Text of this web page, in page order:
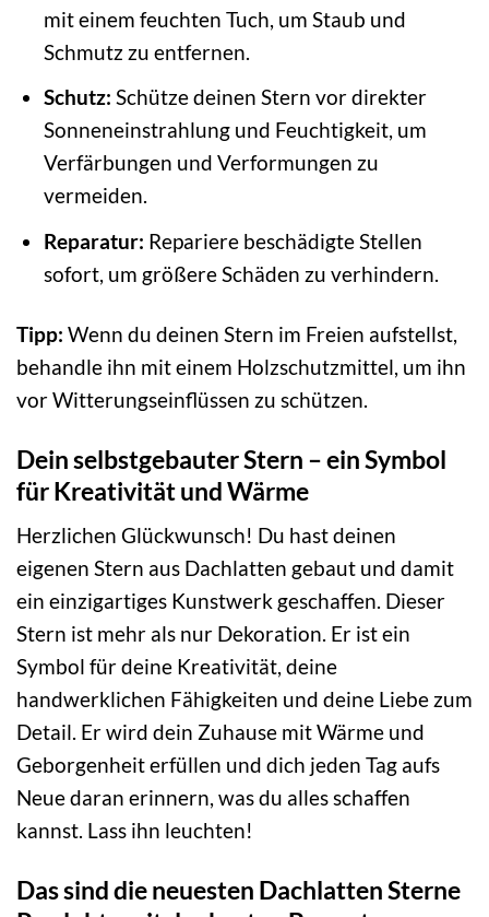
mit einem feuchten Tuch, um Staub und
Schmutz zu entfernen.
Schutz: Schütze deinen Stern vor direkter
Sonneneinstrahlung und Feuchtigkeit, um
Verfärbungen und Verformungen zu
vermeiden.
Reparatur: Repariere beschädigte Stellen
sofort, um größere Schäden zu verhindern.
Tipp: Wenn du deinen Stern im Freien aufstellst,
behandle ihn mit einem Holzschutzmittel, um ihn
vor Witterungseinflüssen zu schützen.
Dein selbstgebauter Stern – ein Symbol
für Kreativität und Wärme
Herzlichen Glückwunsch! Du hast deinen
eigenen Stern aus Dachlatten gebaut und damit
ein einzigartiges Kunstwerk geschaffen. Dieser
Stern ist mehr als nur Dekoration. Er ist ein
Symbol für deine Kreativität, deine
handwerklichen Fähigkeiten und deine Liebe zum
Detail. Er wird dein Zuhause mit Wärme und
Geborgenheit erfüllen und dich jeden Tag aufs
Neue daran erinnern, was du alles schaffen
kannst. Lass ihn leuchten!
Das sind die neuesten Dachlatten Sterne